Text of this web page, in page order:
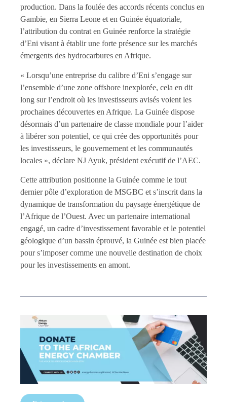
production. Dans la foulée des accords récents conclus en
Gambie, en Sierra Leone et en Guinée équatoriale,
l’attribution du contrat en Guinée renforce la stratégie
d’Eni visant à établir une forte présence sur les marchés
émergents des hydrocarbures en Afrique.
« Lorsqu’une entreprise du calibre d’Eni s’engage sur
l’ensemble d’une zone offshore inexplorée, cela en dit
long sur l’endroit où les investisseurs avisés voient les
prochaines découvertes en Afrique. La Guinée dispose
désormais d’un partenaire de classe mondiale pour l’aider
à libérer son potentiel, ce qui crée des opportunités pour
les investisseurs, le gouvernement et les communautés
locales », déclare NJ Ayuk, président exécutif de l’AEC.
Cette attribution positionne la Guinée comme le tout
dernier pôle d’exploration de MSGBC et s’inscrit dans la
dynamique de transformation du paysage énergétique de
l’Afrique de l’Ouest. Avec un partenaire international
engagé, un cadre d’investissement favorable et le potentiel
géologique d’un bassin éprouvé, la Guinée est bien placée
pour s’imposer comme une nouvelle destination de choix
pour les investissements en amont.